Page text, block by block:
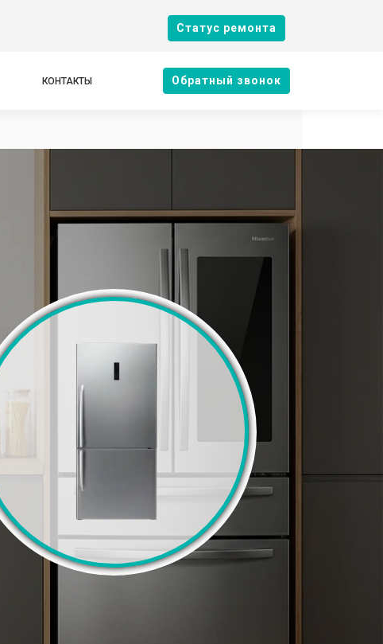
Cтатус ремонта
КОНТАКТЫ Oбратный звонок